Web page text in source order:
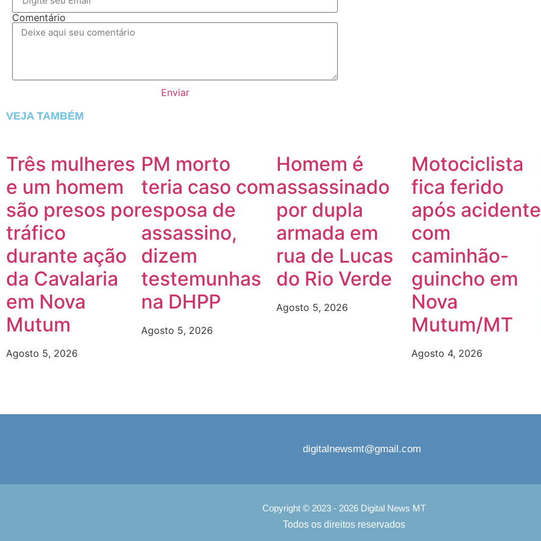
Comentário
Enviar
VEJA TAMBÉM
Três mulheres
e um homem
são presos por
tráfico
durante ação
da Cavalaria
em Nova
Mutum
Agosto 5, 2026
PM morto
teria caso com
esposa de
assassino,
dizem
testemunhas
na DHPP
Agosto 5, 2026
Homem é
assassinado
por dupla
armada em
rua de Lucas
do Rio Verde
Agosto 5, 2026
Motociclista
fica ferido
após acidente
com
caminhão-
guincho em
Nova
Mutum/MT
Agosto 4, 2026
digitalnewsmt@gmail.com
Copyright © 2023 - 2026 Digital News MT
Todos os direitos reservados